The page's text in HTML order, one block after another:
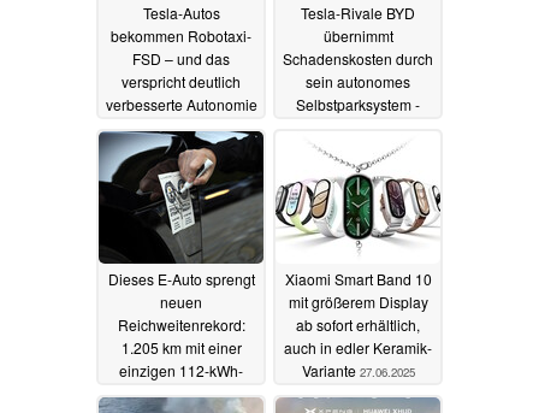
Tesla-Autos
bekommen Robotaxi-
FSD – und das
verspricht deutlich
verbesserte Autonomie
21.07.2025
Tesla-Rivale BYD
übernimmt
Schadenskosten durch
sein autonomes
Selbstparksystem -
nötig
09.07.2025
Dieses E-Auto sprengt
neuen
Reichweitenrekord:
1.205 km mit einer
einzigen 112-kWh-
Batterieladung
Xiaomi Smart Band 10
mit größerem Display
ab sofort erhältlich,
auch in edler Keramik-
Variante 27.06.2025